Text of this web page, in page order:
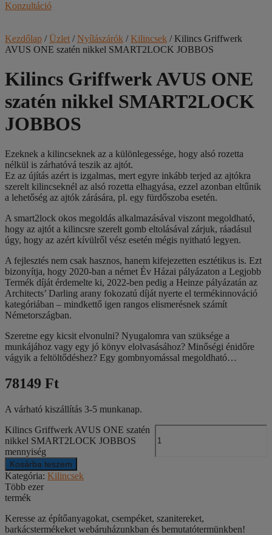
Konzultáció
Kezdőlap /Üzlet /Nyílászárók /Kilincsek / Kilincs Griffwerk
AVUS ONE szatén nikkel SMART2LOCK JOBBOS
Kilincs Griffwerk AVUS ONE
szatén nikkel SMART2LOCK
JOBBOS
Ezeknek a kilincseknek az a különlegessége, hogy alsó rozetta
nélkül is zárhatóvá teszik az ajtót.
Ez az újítás azért is izgalmas, mert egyre inkább terjed az ajtókra
szerelt kilincseknél az alsó rozetta elhagyása, ezzel azonban eltűnik
a lehetőség az ajtók zárására, pl. egy fürdőszoba esetén.
A smart2lock okos megoldás alkalmazásával viszont megoldható,
hogy az ajtót a kilincsre szerelt gomb eltolásával zárjuk, ráadásul
úgy, hogy az azért kívülről vész esetén mégis nyitható legyen.
A fejlesztés nem csak hasznos, hanem kifejezetten esztétikus is. Ezt
bizonyítja, hogy 2020-ban a német Év Házai pályázaton a Legjobb
Termék díját érdemelte ki, 2022-ben pedig a Heinze pályázatán az
Architects’ Darling arany fokozatú díját nyerte el termékinnováció
kategóriában – mindkettő igen rangos elismerésnek számít
Németországban.
Szeretne egy kicsit elvonulni? Nyugalomra van szüksége a
munkájához vagy egy jó könyv elolvasásához? Minőségi énidőre
vágyik a feltöltődéshez? Egy gombnyomással megoldható…
78149 Ft
A várható kiszállítás 3-5 munkanap.
Kilincs Griffwerk AVUS ONE szatén
nikkel SMART2LOCK JOBBOS
mennyiség
Kosárba teszem
Kategória: Kilincsek
Több ezer
termék
Keresse az építőanyagokat, csempéket, szanitereket,
barkácstermékeket webáruházunkban és bemutatótermünkben!